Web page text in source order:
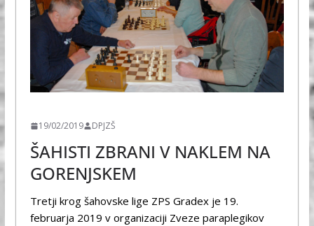
19/02/2019 DPJZŠ
ŠAHISTI ZBRANI V NAKLEM NA
GORENJSKEM
Tretji krog šahovske lige ZPS Gradex je 19.
februarja 2019 v organizaciji Zveze paraplegikov